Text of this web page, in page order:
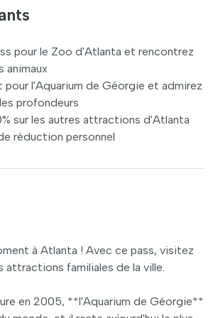
pour le Zoo d'Atlanta et rencontrez
animaux
pour l'Aquarium de Géorgie et admirez
profondeurs
sur les autres attractions d'Atlanta
réduction personnel
à Atlanta ! Avec ce pass, visitez
attractions familiales de la ville.
en 2005, **l'Aquarium de Géorgie**